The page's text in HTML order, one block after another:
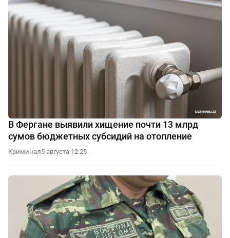
В Фергане выявили хищение почти 13 млрд
сумов бюджетных субсидий на отопление
Криминал5 августа 12:25